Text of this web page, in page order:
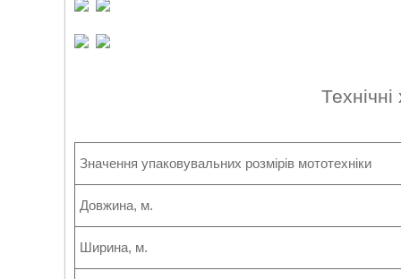
Значення упаковувальних розмірів мототехніки
Довжина, м.
Ширина, м.